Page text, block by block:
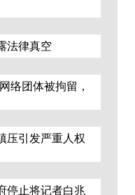
法律真空
络团体被拘留，
压引发严重人权
停止将记者白兆